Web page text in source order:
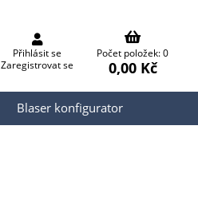
Přihlásit se
Zaregistrovat se
Počet položek: 0
0,00 Kč
Blaser konfigurator